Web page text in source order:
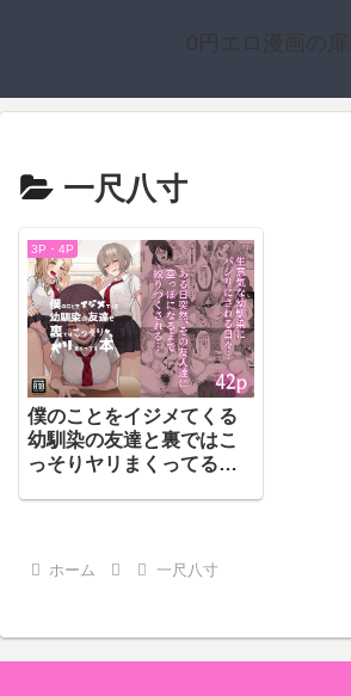
0円エロ漫画の扉
一尺八寸
3P・4P
僕のことをイジメてくる
幼馴染の友達と裏ではこ
っそりヤリまくってる本
ホーム 一尺八寸